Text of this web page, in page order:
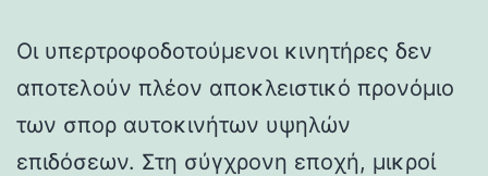
Οι υπερτροφοδοτούμενοι κινητήρες δεν
αποτελούν πλέον αποκλειστικό προνόμιο
των σπορ αυτοκινήτων υψηλών
επιδόσεων. Στη σύγχρονη εποχή, μικροί